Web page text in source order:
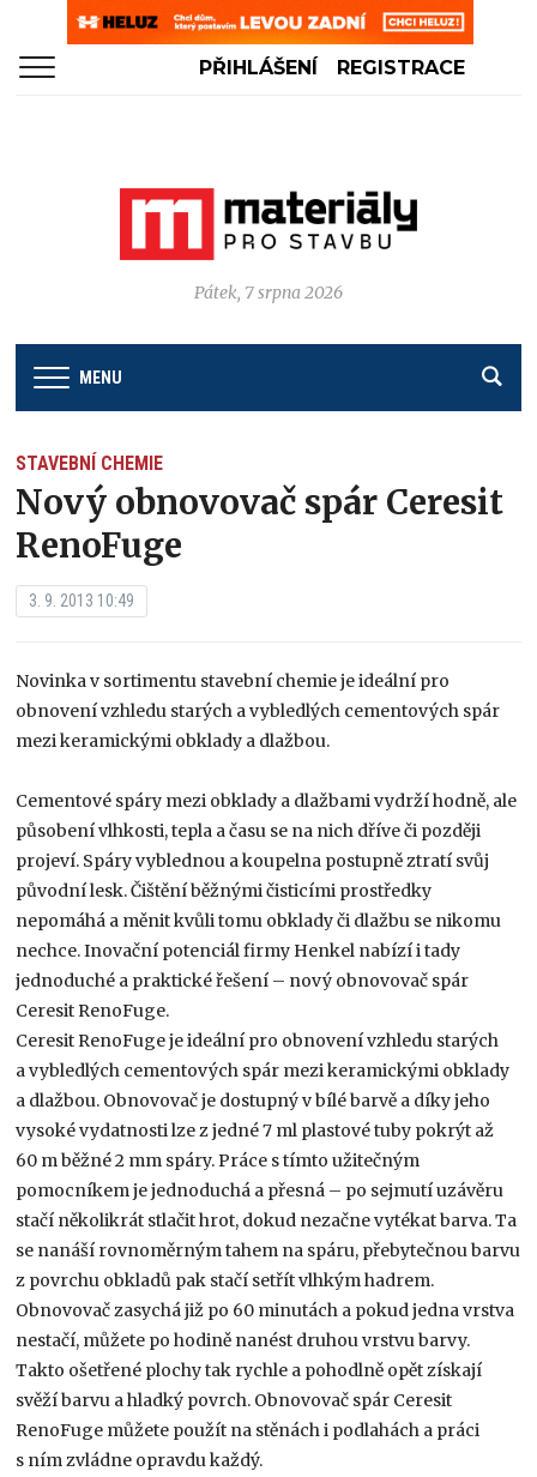
PŘIHLÁŠENÍ REGISTRACE
Pátek, 7 srpna 2026
MENU
STAVEBNÍ CHEMIE
Nový obnovovač spár Ceresit
RenoFuge
3. 9. 2013 10:49
Novinka v sortimentu stavební chemie je ideální pro
obnovení vzhledu starých a vybledlých cementových spár
mezi keramickými obklady a dlažbou.
Cementové spáry mezi obklady a dlažbami vydrží hodně, ale
působení vlhkosti, tepla a času se na nich dříve či později
projeví. Spáry vyblednou a koupelna postupně ztratí svůj
původní lesk. Čištění běžnými čisticími prostředky
nepomáhá a měnit kvůli tomu obklady či dlažbu se nikomu
nechce. Inovační potenciál firmy Henkel nabízí i tady
jednoduché a praktické řešení – nový obnovovač spár
Ceresit RenoFuge.
Ceresit RenoFuge je ideální pro obnovení vzhledu starých
a vybledlých cementových spár mezi keramickými obklady
a dlažbou. Obnovovač je dostupný v bílé barvě a díky jeho
vysoké vydatnosti lze z jedné 7 ml plastové tuby pokrýt až
60 m běžné 2 mm spáry. Práce s tímto užitečným
pomocníkem je jednoduchá a přesná – po sejmutí uzávěru
stačí několikrát stlačit hrot, dokud nezačne vytékat barva. Ta
se nanáší rovnoměrným tahem na spáru, přebytečnou barvu
z povrchu obkladů pak stačí setřít vlhkým hadrem.
Obnovovač zasychá již po 60 minutách a pokud jedna vrstva
nestačí, můžete po hodině nanést druhou vrstvu barvy.
Takto ošetřené plochy tak rychle a pohodlně opět získají
svěží barvu a hladký povrch. Obnovovač spár Ceresit
RenoFuge můžete použít na stěnách i podlahách a práci
s ním zvládne opravdu každý.